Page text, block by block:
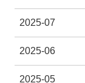
2025-07
2025-06
2025-05